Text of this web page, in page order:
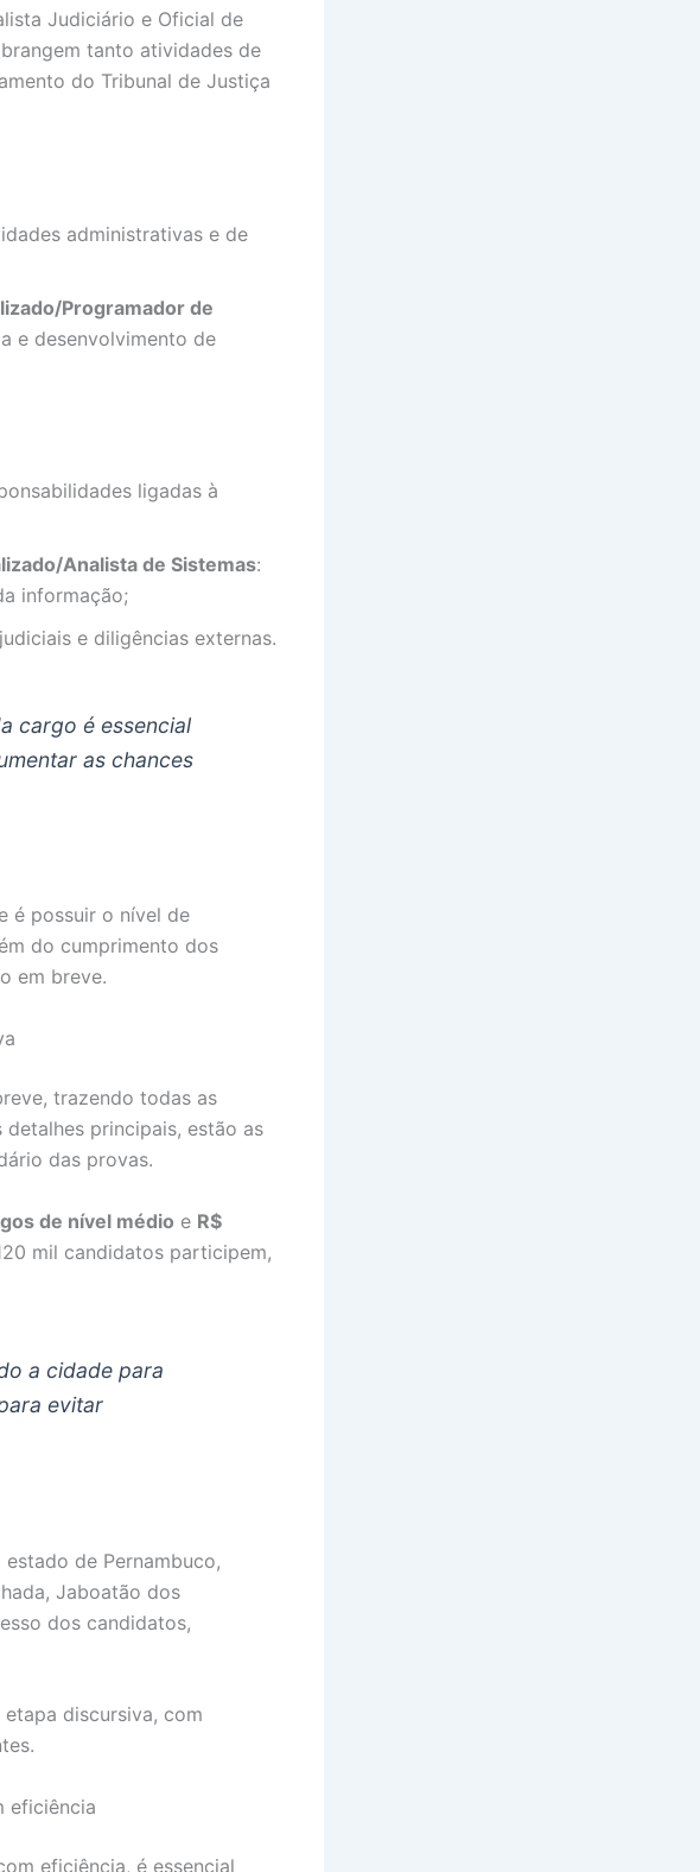
Judiciário e Oficial de
tanto atividades de
do Tribunal de Justiça
administrativas e de
Programador de
e desenvolvimento de
ligadas à
Analista de Sistemas:
informação;
e diligências externas.
cargo é essencial
as chances
é possuir o nível de
do cumprimento dos
em breve.
trazendo todas as
principais, estão as
das provas.
de nível médio e R$
mil candidatos participem,
a cidade para
evitar
de Pernambuco,
Jaboatão dos
dos candidatos,
discursiva, com
eficiência
eficiência, é essencial